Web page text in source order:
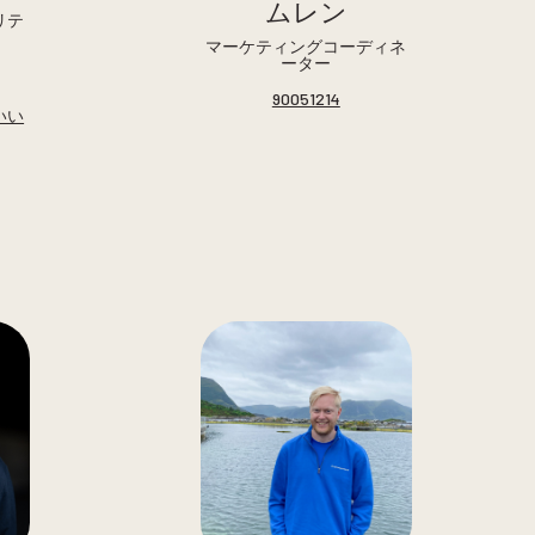
テ
い
ムレン
マーケティングコーディネ
ーター
90051214